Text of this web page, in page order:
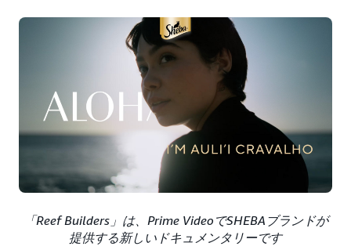
「Reef Builders」は、Prime VideoでSHEBAブランドが
提供する新しいドキュメンタリーです